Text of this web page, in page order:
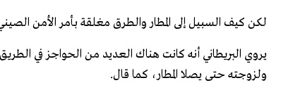
لكن كيف السبيل إلى المطار والطرق مغلقة بأمر الأمن
يروي البريطاني أنه كانت هناك العديد من الحواجز في
ولزوجته حتى يصلا المطار، كما قال.